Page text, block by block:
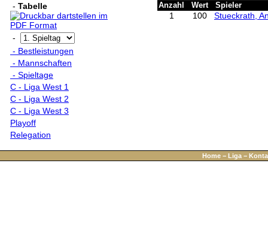
- Tabelle
-
- Bestleistungen
- Mannschaften
- Spieltage
C - Liga West 1
C - Liga West 2
C - Liga West 3
Playoff
Relegation
Anzahl Wert Spieler
1 100 Stueckrath,
Home − Liga −